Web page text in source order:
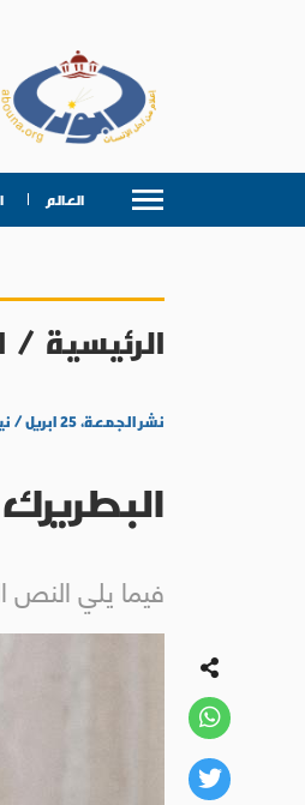
العالم
الرئيسية /
نشر الجمعة، ٢٥ ابريل / نيسان ٢٠٢٥
فيما يلي النص